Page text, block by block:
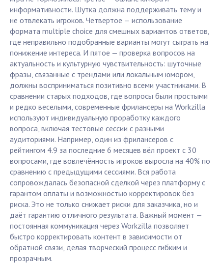
информативности. Шутка должна поддерживать тему и
не отвлекать игроков. Четвертое — использование
формата multiple choice для смешных вариантов ответов,
где неправильно подобранные варианты могут сыграть на
понижение интереса. И пятое — проверка вопросов на
актуальность и культурную чувствительность: шуточные
фразы, связанные с трендами или локальным юмором,
должны восприниматься позитивно всеми участниками. В
сравнении старых подходов, где вопросы были простыми
и редко веселыми, современные фрилансеры на Workzilla
используют индивидуальную проработку каждого
вопроса, включая тестовые сессии с разными
аудиториями. Например, один из фрилансеров с
рейтингом 4.9 за последние 6 месяцев вёл проект с 30
вопросами, где вовлечённость игроков выросла на 40% по
сравнению с предыдущими сессиями. Вся работа
сопровождалась безопасной сделкой через платформу с
гарантом оплаты и возможностью корректировок без
риска. Это не только снижает риски для заказчика, но и
даёт гарантию отличного результата. Важный момент —
постоянная коммуникация через Workzilla позволяет
быстро корректировать контент в зависимости от
обратной связи, делая творческий процесс гибким и
прозрачным.